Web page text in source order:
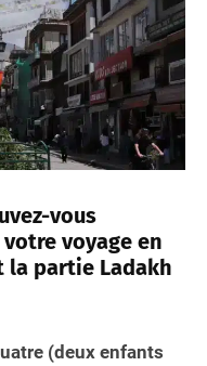
vous
voyage en
la partie Ladakh
(deux enfants